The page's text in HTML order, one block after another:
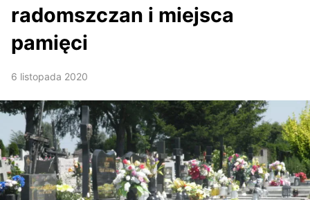
radomszczan i miejsca
pamięci
6 listopada 2020